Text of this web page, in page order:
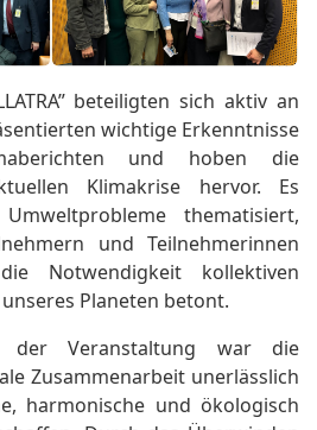
beteiligten sich aktiv an
wichtige Erkenntnisse
und hoben die
Klimakrise hervor. Es
thematisiert,
und Teilnehmerinnen
Notwendigkeit kollektiven
Planeten betont.
der Veranstaltung war die
Zusammenarbeit unerlässlich
harmonische und ökologisch